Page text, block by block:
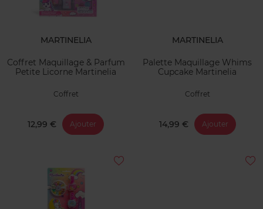
MARTINELIA
Coffret Maquillage & Parfum
Petite Licorne Martinelia
Coffret
12,99 € Ajouter
MARTINELIA
Palette Maquillage Whims
Cupcake Martinelia
Coffret
14,99 € Ajouter